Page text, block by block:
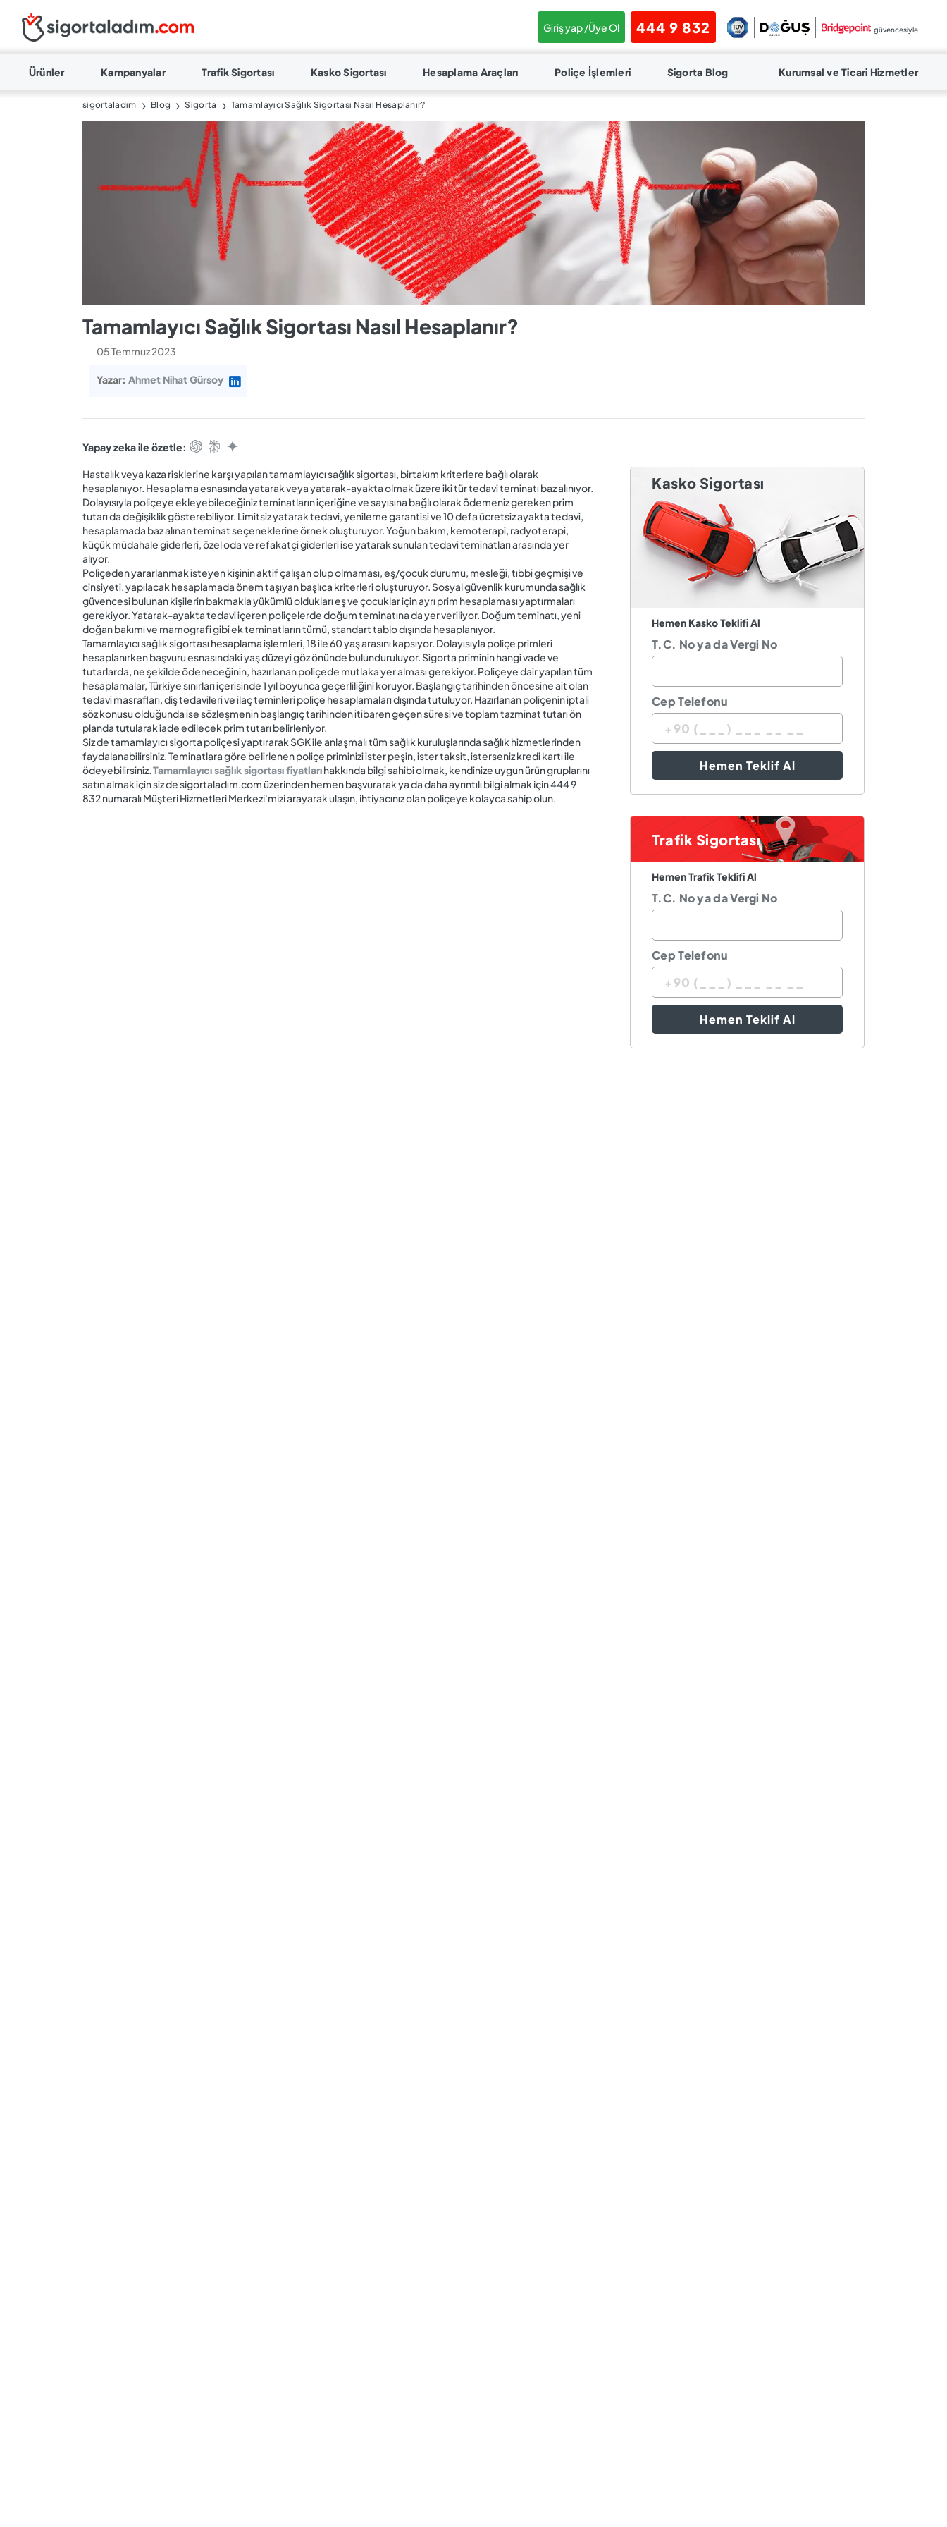
Giriş yap /Üye Ol 444 9 832 güvencesiyle
Ürünler Kampanyalar Trafik Sigortası Kasko Sigortası Hesaplama Araçları Poliçe İşlemleri Sigorta Blog Kurumsal ve Ticari Hizmetler
sigortaladım Blog Sigorta Tamamlayıcı Sağlık Sigortası Nasıl Hesaplanır?
Tamamlayıcı Sağlık Sigortası Nasıl Hesaplanır?
05 Temmuz 2023
Yazar: Ahmet Nihat Gürsoy
Yapay zeka ile özetle:
Hastalık veya kaza risklerine karşı yapılan tamamlayıcı sağlık sigortası, birtakım kriterlere bağlı olarak
hesaplanıyor. Hesaplama esnasında yatarak veya yatarak-ayakta olmak üzere iki tür tedavi teminatı baz alınıyor.
Dolayısıyla poliçeye ekleyebileceğiniz teminatların içeriğine ve sayısına bağlı olarak ödemeniz gereken prim
tutarı da değişiklik gösterebiliyor. Limitsiz yatarak tedavi, yenileme garantisi ve 10 defa ücretsiz ayakta tedavi,
hesaplamada baz alınan teminat seçeneklerine örnek oluşturuyor. Yoğun bakım, kemoterapi, radyoterapi,
küçük müdahale giderleri, özel oda ve refakatçi giderleri ise yatarak sunulan tedavi teminatları arasında yer
alıyor.
Poliçeden yararlanmak isteyen kişinin aktif çalışan olup olmaması, eş/çocuk durumu, mesleği, tıbbi geçmişi ve
cinsiyeti, yapılacak hesaplamada önem taşıyan başlıca kriterleri oluşturuyor. Sosyal güvenlik kurumunda sağlık
güvencesi bulunan kişilerin bakmakla yükümlü oldukları eş ve çocuklar için ayrı prim hesaplaması yaptırmaları
gerekiyor. Yatarak-ayakta tedavi içeren poliçelerde doğum teminatına da yer veriliyor. Doğum teminatı, yeni
doğan bakımı ve mamografi gibi ek teminatların tümü, standart tablo dışında hesaplanıyor.
Tamamlayıcı sağlık sigortası hesaplama işlemleri, 18 ile 60 yaş arasını kapsıyor. Dolayısıyla poliçe primleri
hesaplanırken başvuru esnasındaki yaş düzeyi göz önünde bulunduruluyor. Sigorta priminin hangi vade ve
tutarlarda, ne şekilde ödeneceğinin, hazırlanan poliçede mutlaka yer alması gerekiyor. Poliçeye dair yapılan tüm
hesaplamalar, Türkiye sınırları içerisinde 1 yıl boyunca geçerliliğini koruyor. Başlangıç tarihinden öncesine ait olan
tedavi masrafları, diş tedavileri ve ilaç teminleri poliçe hesaplamaları dışında tutuluyor. Hazırlanan poliçenin iptali
söz konusu olduğunda ise sözleşmenin başlangıç tarihinden itibaren geçen süresi ve toplam tazminat tutarı ön
planda tutularak iade edilecek prim tutarı belirleniyor.
Siz de tamamlayıcı sigorta poliçesi yaptırarak SGK ile anlaşmalı tüm sağlık kuruluşlarında sağlık hizmetlerinden
faydalanabilirsiniz. Teminatlara göre belirlenen poliçe priminizi ister peşin, ister taksit, isterseniz kredi kartı ile
ödeyebilirsiniz.Tamamlayıcı sağlık sigortası fiyatlarıhakkında bilgi sahibi olmak, kendinize uygun ürün gruplarını
satın almak için siz desigortaladım.com üzerinden hemen başvurarak ya da daha ayrıntılı bilgi almak için 444 9
832 numaralı Müşteri Hizmetleri Merkezi'mizi arayarak ulaşın, ihtiyacınız olan poliçeye kolayca sahip olun.
Kasko Sigortası
Hemen Kasko Teklifi Al
T.C. No ya da Vergi No
Cep Telefonu
Hemen Teklif Al
Trafik Sigortası
Hemen Trafik Teklifi Al
T.C. No ya da Vergi No
Cep Telefonu
Hemen Teklif Al